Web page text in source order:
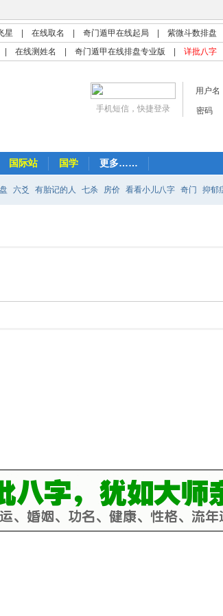
星 在线取名 奇门遁甲在线起局 紫微斗数排盘
在线测姓名 奇门遁甲在线排盘专业版 详批八字
用户名
密码
手机短信，快捷登录
国际站 国学 更多……
六爻 有胎记的人 七杀 房价 看看小儿八字 奇门 抑郁